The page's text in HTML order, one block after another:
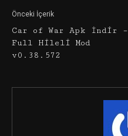
Önceki İçerik
Car of War Apk İndir –
Full Hileli Mod
v0.38.572